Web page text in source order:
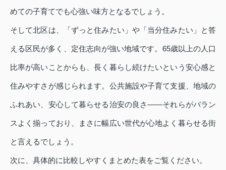
めての子育てでも心強い味方となるでしょう。
そして北区は、「ずっと住みたい」や「当分住みたい」と答
える区民が多く、定住志向が強い地域です。65歳以上の人口
比率が高いことからも、長く暮らし続けたいという安心感と
住みやすさが感じられます。公共施設や子育て支援、地域の
ふれあい、安心して暮らせる治安の良さ――それらがバラン
スよく揃っており、まさに幅広い世代が心地よく暮らせる街
と言えるでしょう。
次に、具体的に比較しやすくまとめた表をご覧ください。